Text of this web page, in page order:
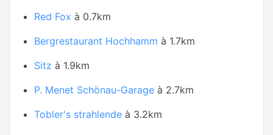
Red Fox à 0.7km
Bergrestaurant Hochhamm à 1.7km
Sitz à 1.9km
P. Menet Schönau-Garage à 2.7km
Tobler's strahlende à 3.2km